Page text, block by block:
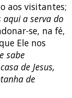
aos visitantes;
aqui a serva do
se, na fé,
Ele nos
sabe
de Jesus,
de